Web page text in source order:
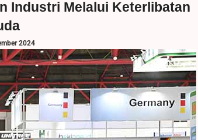
Industri Melalui Keterlibatan
2024